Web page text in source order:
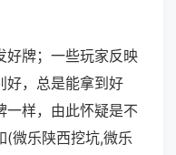
好牌；一些玩家反映
好，总是能拿到好
一样，由此怀疑是不
(微乐陕西挖坑,微乐